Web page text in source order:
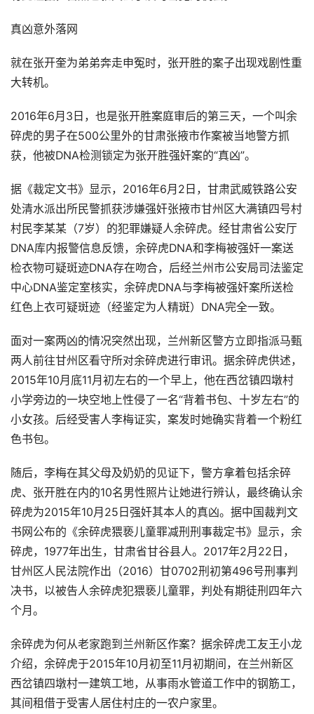
真凶意外落网
就在张开奎为弟弟奔走申冤时，张开胜的案子出现戏剧性重
大转机。
2016年6月3日，也是张开胜案庭审后的第三天，一个叫余
碎虎的男子在500公里外的甘肃张掖市作案被当地警方抓
获，他被DNA检测锁定为张开胜强奸案的“真凶”。
据《裁定文书》显示，2016年6月2日，甘肃武威铁路公安
处清水派出所民警抓获涉嫌强奸张掖市甘州区大满镇四号村
村民李某某（7岁）的犯罪嫌疑人余碎虎。经甘肃省公安厅
DNA库内报警信息反馈，余碎虎DNA和李梅被强奸一案送
检衣物可疑斑迹DNA存在吻合，后经兰州市公安局司法鉴定
中心DNA鉴定室核实，余碎虎DNA与李梅被强奸案所送检
红色上衣可疑斑迹（经鉴定为人精斑）DNA完全一致。
面对一案两凶的情况突然出现，兰州新区警方立即指派马甄
两人前往甘州区看守所对余碎虎进行审讯。据余碎虎供述，
2015年10月底11月初左右的一个早上，他在西岔镇四墩村
小学旁边的一块空地上性侵了一名“背着书包、十岁左右”的
小女孩。后经受害人李梅证实，案发时她确实背着一个粉红
色书包。
随后，李梅在其父母及奶奶的见证下，警方拿着包括余碎
虎、张开胜在内的10名男性照片让她进行辨认，最终确认余
碎虎为2015年10月25日强奸其本人的真凶。据中国裁判文
书网公布的《余碎虎猥亵儿童罪减刑刑事裁定书》显示，余
碎虎，1977年出生，甘肃省甘谷县人。2017年2月22日，
甘州区人民法院作出（2016）甘0702刑初第496号刑事判
决书，以被告人余碎虎犯猥亵儿童罪，判处有期徒刑四年六
个月。
余碎虎为何从老家跑到兰州新区作案？据余碎虎工友王小龙
介绍，余碎虎于2015年10月初至11月初期间，在兰州新区
西岔镇四墩村一建筑工地，从事雨水管道工作中的钢筋工，
其间租借于受害人居住村庄的一农户家里。